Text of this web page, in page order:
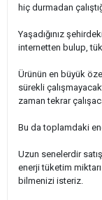
hiç durmadan
Yaşadığınız
internetten bulup,
Ürünün en büyük
sürekli
zaman tekrar
Bu da toplamdaki
Uzun senelerdir
enerji tüketim
bilmenizi isteriz.